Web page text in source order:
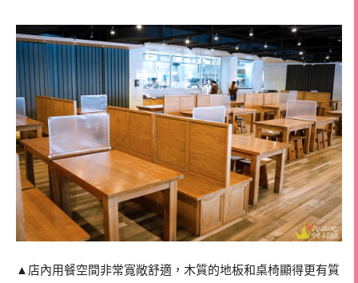
▲店內用餐空間非常寬敞舒適，木質的地板和桌椅顯得更有質